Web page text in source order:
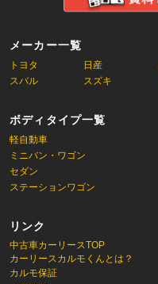
メーカー一覧
トヨタ 日産
スバル
スズキ
ボディタイプ一覧
軽自動車
ミニバン・ワゴン
セダン
ステーションワゴン
リンク
中古車カーリースTOP
カーリースカルモくんとは？
カルモ保証